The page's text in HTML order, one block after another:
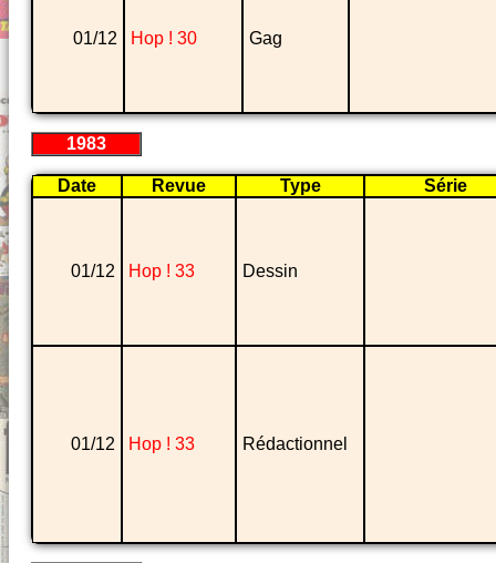
01/12 Hop ! 30 Gag
1983
Date Revue Type Série
01/12 Hop ! 33 Dessin
01/12 Hop ! 33 Rédactionnel